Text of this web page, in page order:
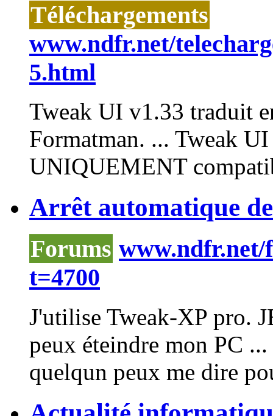
Téléchargements
www.ndfr.net/
5.html
Tweak UI v1.33 traduit
Formatman. ... Tweak UI
UNIQUEMENT
Arrêt automatique
Forums www.ndfr.net/
t=4700
J'utilise Tweak-XP pro.
peux éteindre mon PC
quelqun peux me dire